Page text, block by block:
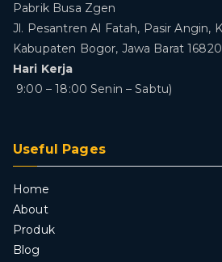
Pabrik Busa Zgen
Jl. Pesantren Al Fatah, Pasir Angin,
Kabupaten Bogor, Jawa Barat 16820
Hari Kerja
9:00 – 18:00 Senin – Sabtu)
Useful Pages
Home
About
Produk
Blog